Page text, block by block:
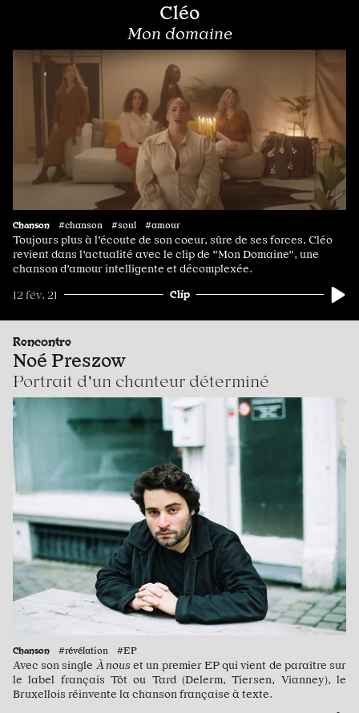
Cléo
Mon domaine
Chanson #chanson #soul #amour
Toujours plus à l'écoute de son coeur, sûre de ses forces, Cléo
revient dans l'actualité avec le clip de "Mon Domaine", une
chanson d'amour intelligente et décomplexée.
12 fév. 21 Clip
Rencontre
Noé Preszow
Portrait d'un chanteur déterminé
Chanson #révélation #EP
Avec son single À nouset un premier EP qui vient de paraître sur
le label français Tôt ou Tard (Delerm, Tiersen, Vianney), le
Bruxellois réinvente la chanson française à texte.